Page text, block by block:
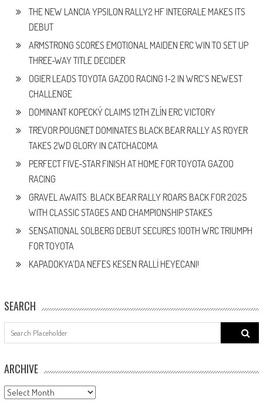
THE NEW LANCIA YPSILON RALLY2 HF INTEGRALE MAKES ITS
DEBUT
ARMSTRONG SCORES EMOTIONAL MAIDEN ERC WIN TO SET UP
THREE-WAY TITLE DECIDER
OGIER LEADS TOYOTA GAZOO RACING 1-2 IN WRC’S NEWEST
CHALLENGE
DOMINANT KOPECKÝ CLAIMS 12TH ZLÍN ERC VICTORY
TREVOR POUGNET DOMINATES BLACK BEAR RALLY AS ROYER
TAKES 2WD GLORY IN CATCHACOMA
PERFECT FIVE-STAR FINISH AT HOME FOR TOYOTA GAZOO
RACING
GRAVEL AWAITS: BLACK BEAR RALLY ROARS BACK FOR 2025
WITH CLASSIC STAGES AND CHAMPIONSHIP STAKES
SENSATIONAL SOLBERG DEBUT SECURES 100TH WRC TRIUMPH
FOR TOYOTA
KAPADOKYA’DA NEFES KESEN RALLİ HEYECANI!
SEARCH
Search
for:
ARCHIVE
ARCHIVE